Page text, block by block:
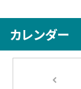
カレンダー